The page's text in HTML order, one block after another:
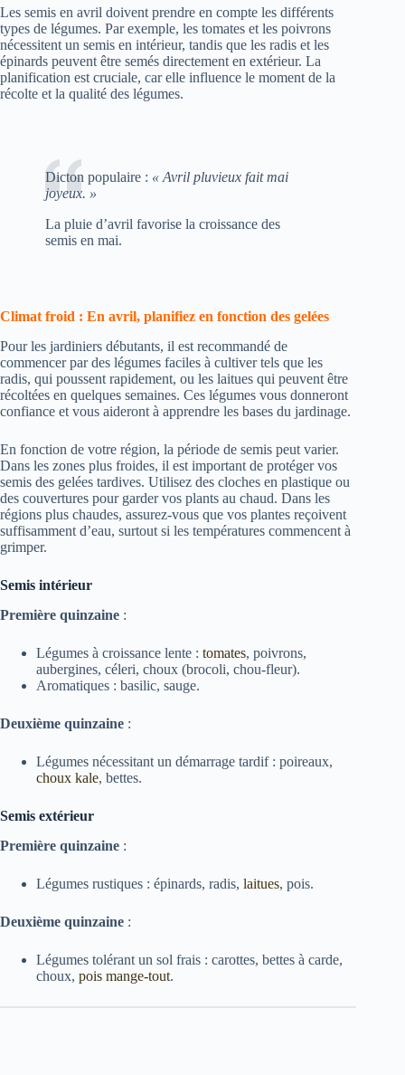
Les semis en avril doivent prendre en compte les différents
types de légumes. Par exemple, les tomates et les poivrons
nécessitent un semis en intérieur, tandis que les radis et les
épinards peuvent être semés directement en extérieur. La
planification est cruciale, car elle influence le moment de la
récolte et la qualité des légumes.
Dicton populaire : « Avril pluvieux fait mai
joyeux. »
La pluie d’avril favorise la croissance des
semis en mai.
Climat froid : En avril, planifiez en fonction des gelées
Pour les jardiniers débutants, il est recommandé de
commencer par des légumes faciles à cultiver tels que les
radis, qui poussent rapidement, ou les laitues qui peuvent être
récoltées en quelques semaines. Ces légumes vous donneront
confiance et vous aideront à apprendre les bases du jardinage.
En fonction de votre région, la période de semis peut varier.
Dans les zones plus froides, il est important de protéger vos
semis des gelées tardives. Utilisez des cloches en plastique ou
des couvertures pour garder vos plants au chaud. Dans les
régions plus chaudes, assurez-vous que vos plantes reçoivent
suffisamment d’eau, surtout si les températures commencent à
grimper.
Semis intérieur
Première quinzaine :
Légumes à croissance lente : tomates, poivrons,
aubergines, céleri, choux (brocoli, chou-fleur).
Aromatiques : basilic, sauge.
Deuxième quinzaine :
Légumes nécessitant un démarrage tardif : poireaux,
choux kale, bettes.
Semis extérieur
Première quinzaine :
Légumes rustiques : épinards, radis, laitues, pois.
Deuxième quinzaine :
Légumes tolérant un sol frais : carottes, bettes à carde,
choux, pois mange-tout.